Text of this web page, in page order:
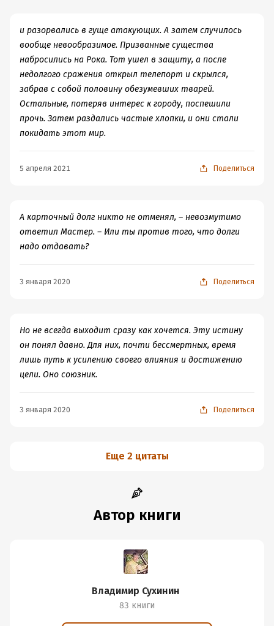
и разорвались в гуще атакующих. А затем случилось
вообще невообразимое. Призванные существа
набросились на Рока. Тот ушел в защиту, а после
недолгого сражения открыл телепорт и скрылся,
забрав с собой половину обезумевших тварей.
Остальные, потеряв интерес к городу, поспешили
прочь. Затем раздались частые хлопки, и они стали
покидать этот мир.
5 апреля 2021 Поделиться
А карточный долг никто не отменял, – невозмутимо
ответил Мастер. – Или ты против того, что долги
надо отдавать?
3 января 2020 Поделиться
Но не всегда выходит сразу как хочется. Эту истину
он понял давно. Для них, почти бессмертных, время
лишь путь к усилению своего влияния и достижению
цели. Оно союзник.
3 января 2020 Поделиться
Еще 2 цитаты
Автор книги
Владимир Сухинин
83 книги